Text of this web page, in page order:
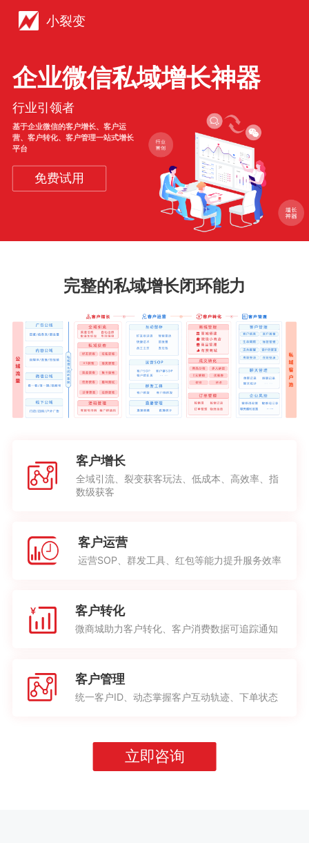
小裂变
企业微信私域增长神器
行业引领者
基于企业微信的客户增长、客户运
营、客户转化、客户管理一站式增长
平台
免费试用
完整的私域增长闭环能力
客户增长
全域引流、裂变获客玩法、低成本、高效率、指
数级获客
客户运营
运营SOP、群发工具、红包等能力提升服务效率
客户转化
微商城助力客户转化、客户消费数据可追踪通知
客户管理
统一客户ID、动态掌握客户互动轨迹、下单状态
立即咨询